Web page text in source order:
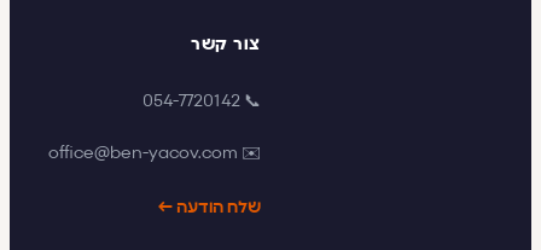
צור קשר
📞 054-7720142
✉️ office@ben-yacov.com
שלח הודעה ←